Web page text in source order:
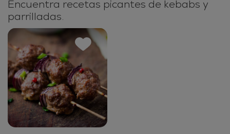
Encuentra recetas picantes de kebabs y
parrilladas.